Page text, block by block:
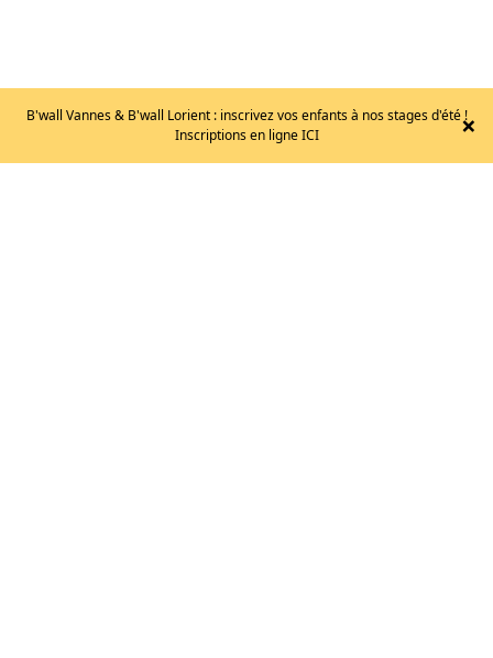
B'wall Vannes & B'wall Lorient : inscrivez vos enfants à nos stages d'été !
Inscriptions en ligne ICI
×